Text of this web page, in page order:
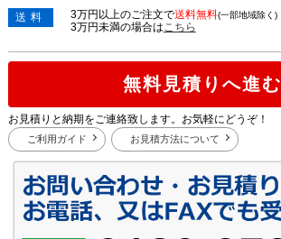
送料
3万円以上のご注文で送料無料(一部地域除く)
3万円未満の場合はこちら
無料見積りへ進む
お見積りと納期をご連絡致します。お気軽にどうぞ！
ご利用ガイド お見積方法について